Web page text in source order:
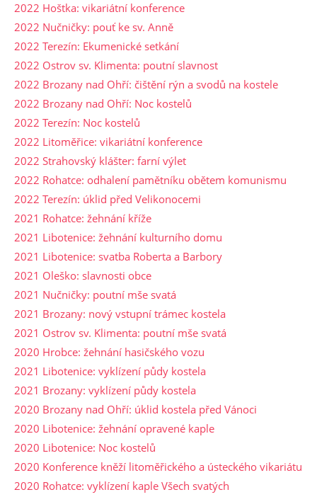
2022 Hoštka: vikariátní konference
2022 Nučničky: pouť ke sv. Anně
2022 Terezín: Ekumenické setkání
2022 Ostrov sv. Klimenta: poutní slavnost
2022 Brozany nad Ohří: čištění rýn a svodů na kostele
2022 Brozany nad Ohří: Noc kostelů
2022 Terezín: Noc kostelů
2022 Litoměřice: vikariátní konference
2022 Strahovský klášter: farní výlet
2022 Rohatce: odhalení pamětníku obětem komunismu
2022 Terezín: úklid před Velikonocemi
2021 Rohatce: žehnání kříže
2021 Libotenice: žehnání kulturního domu
2021 Libotenice: svatba Roberta a Barbory
2021 Oleško: slavnosti obce
2021 Nučničky: poutní mše svatá
2021 Brozany: nový vstupní trámec kostela
2021 Ostrov sv. Klimenta: poutní mše svatá
2020 Hrobce: žehnání hasičského vozu
2021 Libotenice: vyklízení půdy kostela
2021 Brozany: vyklízení půdy kostela
2020 Brozany nad Ohří: úklid kostela před Vánoci
2020 Libotenice: žehnání opravené kaple
2020 Libotenice: Noc kostelů
2020 Konference kněží litoměřického a ústeckého vikariátu
2020 Rohatce: vyklízení kaple Všech svatých